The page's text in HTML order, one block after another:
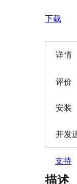
下载
详情
评价
安装
开发
支持
描述